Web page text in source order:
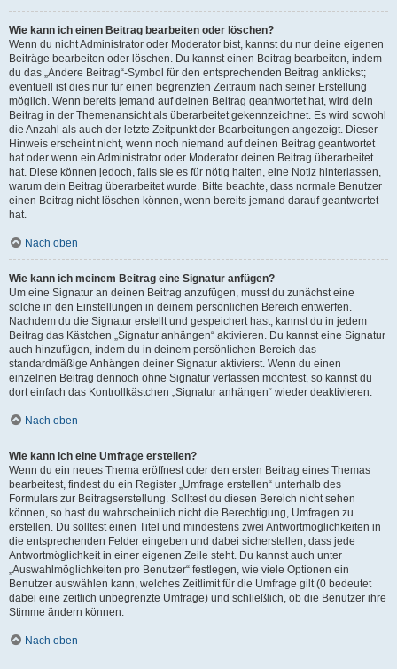
Wie kann ich einen Beitrag bearbeiten oder löschen?
Wenn du nicht Administrator oder Moderator bist, kannst du nur deine eigenen
Beiträge bearbeiten oder löschen. Du kannst einen Beitrag bearbeiten, indem
du das „Ändere Beitrag“-Symbol für den entsprechenden Beitrag anklickst;
eventuell ist dies nur für einen begrenzten Zeitraum nach seiner Erstellung
möglich. Wenn bereits jemand auf deinen Beitrag geantwortet hat, wird dein
Beitrag in der Themenansicht als überarbeitet gekennzeichnet. Es wird sowohl
die Anzahl als auch der letzte Zeitpunkt der Bearbeitungen angezeigt. Dieser
Hinweis erscheint nicht, wenn noch niemand auf deinen Beitrag geantwortet
hat oder wenn ein Administrator oder Moderator deinen Beitrag überarbeitet
hat. Diese können jedoch, falls sie es für nötig halten, eine Notiz hinterlassen,
warum dein Beitrag überarbeitet wurde. Bitte beachte, dass normale Benutzer
einen Beitrag nicht löschen können, wenn bereits jemand darauf geantwortet
hat.
Nach oben
Wie kann ich meinem Beitrag eine Signatur anfügen?
Um eine Signatur an deinen Beitrag anzufügen, musst du zunächst eine
solche in den Einstellungen in deinem persönlichen Bereich entwerfen.
Nachdem du die Signatur erstellt und gespeichert hast, kannst du in jedem
Beitrag das Kästchen „Signatur anhängen“ aktivieren. Du kannst eine Signatur
auch hinzufügen, indem du in deinem persönlichen Bereich das
standardmäßige Anhängen deiner Signatur aktivierst. Wenn du einen
einzelnen Beitrag dennoch ohne Signatur verfassen möchtest, so kannst du
dort einfach das Kontrollkästchen „Signatur anhängen“ wieder deaktivieren.
Nach oben
Wie kann ich eine Umfrage erstellen?
Wenn du ein neues Thema eröffnest oder den ersten Beitrag eines Themas
bearbeitest, findest du ein Register „Umfrage erstellen“ unterhalb des
Formulars zur Beitragserstellung. Solltest du diesen Bereich nicht sehen
können, so hast du wahrscheinlich nicht die Berechtigung, Umfragen zu
erstellen. Du solltest einen Titel und mindestens zwei Antwortmöglichkeiten in
die entsprechenden Felder eingeben und dabei sicherstellen, dass jede
Antwortmöglichkeit in einer eigenen Zeile steht. Du kannst auch unter
„Auswahlmöglichkeiten pro Benutzer“ festlegen, wie viele Optionen ein
Benutzer auswählen kann, welches Zeitlimit für die Umfrage gilt (0 bedeutet
dabei eine zeitlich unbegrenzte Umfrage) und schließlich, ob die Benutzer ihre
Stimme ändern können.
Nach oben